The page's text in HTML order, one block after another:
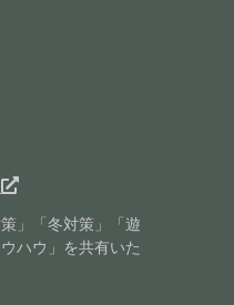
」「冬対策」「遊
ハウ」を共有いた